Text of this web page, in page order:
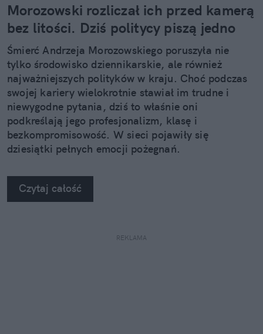
Morozowski rozliczał ich przed kamerą
bez litości. Dziś politycy piszą jedno
Śmierć Andrzeja Morozowskiego poruszyła nie
tylko środowisko dziennikarskie, ale również
najważniejszych polityków w kraju. Choć podczas
swojej kariery wielokrotnie stawiał im trudne i
niewygodne pytania, dziś to właśnie oni
podkreślają jego profesjonalizm, klasę i
bezkompromisowość. W sieci pojawiły się
dziesiątki pełnych emocji pożegnań.
Czytaj całość
REKLAMA